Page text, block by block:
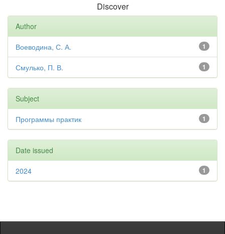
Discover
Author
1
Воеводина, С. А.
1
Смулько, П. В.
Subject
1
Программы практик
Date issued
1
2024